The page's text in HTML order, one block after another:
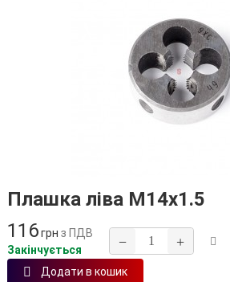
Плашка ліва М14х1.5
116грн з ПДВ
Закінчується
− +
Додати в кошик